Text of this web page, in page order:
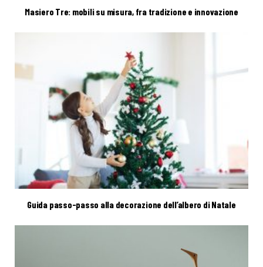
Masiero Tre: mobili su misura, fra tradizione e innovazione
Guida passo-passo alla decorazione dell’albero di Natale